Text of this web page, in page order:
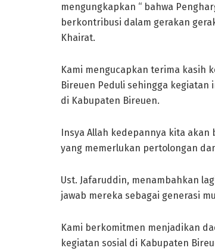
mengungkapkan “ bahwa
berkontribusi dalam gerakan
Khairat.
Kami mengucapkan terima kasih
Bireuen Peduli sehingga
di Kabupaten Bireuen.
Insya Allah kedepannya kita
yang memerlukan pertolongan
Ust. Jafaruddin, menambahkan
jawab mereka sebagai generasi
Kami berkomitmen menjadikan
kegiatan sosial di Kabupaten